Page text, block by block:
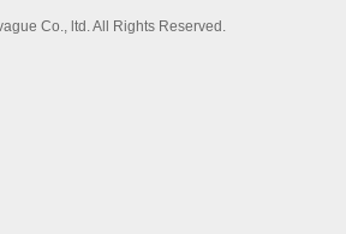
Co., ltd. All Rights Reserved.